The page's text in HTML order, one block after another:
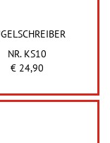
NR. KS10
€ 24,90